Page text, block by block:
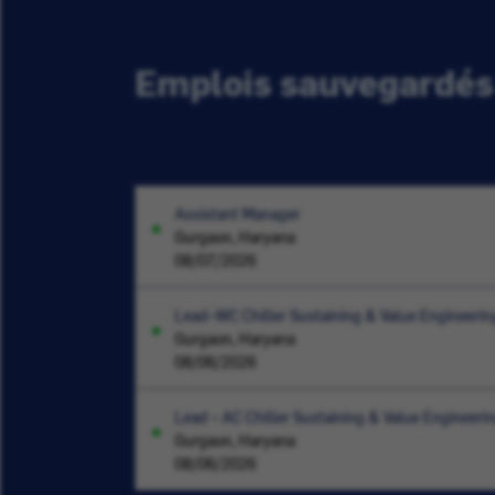
Emplois sauvegardés
Assistant Manager
Gurgaon, Haryana
08/07/2026
Lead–WC Chiller Sustaining & Value
Gurgaon, Haryana
08/06/2026
Lead – AC Chiller Sustaining & Value
Gurgaon, Haryana
08/06/2026